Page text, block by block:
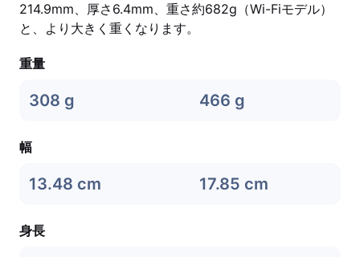
214.9mm、厚さ6.4mm、重さ約682g（Wi-Fiモデル）
と、より大きく重くなります。
重量
308 g 466 g
幅
13.48 cm 17.85 cm
身長